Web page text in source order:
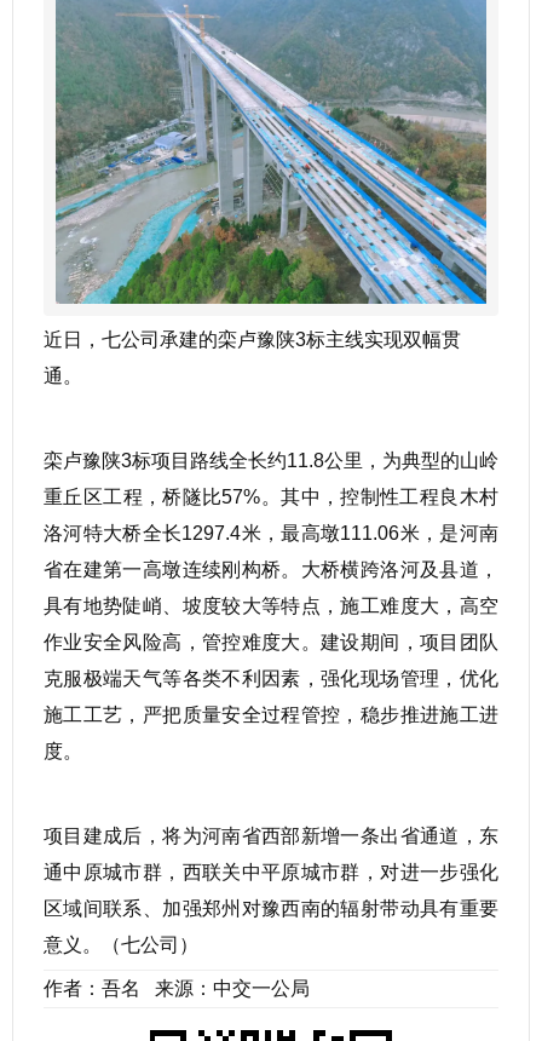
近日，七公司承建的栾卢豫陕3标主线实现双幅贯
通。
栾卢豫陕3标项目路线全长约11.8公里，为典型的山岭
重丘区工程，桥隧比57%。其中，控制性工程良木村
洛河特大桥全长1297.4米，最高墩111.06米，是河南
省在建第一高墩连续刚构桥。大桥横跨洛河及县道，
具有地势陡峭、坡度较大等特点，施工难度大，高空
作业安全风险高，管控难度大。建设期间，项目团队
克服极端天气等各类不利因素，强化现场管理，优化
施工工艺，严把质量安全过程管控，稳步推进施工进
度。
项目建成后，将为河南省西部新增一条出省通道，东
通中原城市群，西联关中平原城市群，对进一步强化
区域间联系、加强郑州对豫西南的辐射带动具有重要
意义。（七公司）
作者：吾名 来源：中交一公局